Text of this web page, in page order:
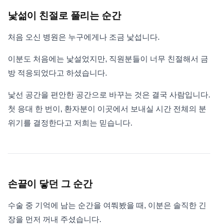
낯섦이 친절로 풀리는 순간
처음 오신 병원은 누구에게나 조금 낯섭니다.
이분도 처음에는 낯설었지만, 직원분들이 너무 친절해서 금
방 적응되었다고 하셨습니다.
낯선 공간을 편안한 공간으로 바꾸는 것은 결국 사람입니다.
첫 응대 한 번이, 환자분이 이곳에서 보내실 시간 전체의 분
위기를 결정한다고 저희는 믿습니다.
손끝이 닿던 그 순간
수술 중 기억에 남는 순간을 여쭤봤을 때, 이분은 솔직한 긴
장을 먼저 꺼내 주셨습니다.